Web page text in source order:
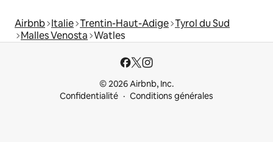
Airbnb Italie Trentin-Haut-Adige Tyrol du Sud
Malles Venosta Watles
© 2026 Airbnb, Inc.
Confidentialité
Conditions générales